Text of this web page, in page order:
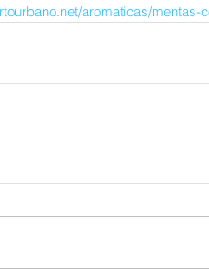
aromaticas/mentas-